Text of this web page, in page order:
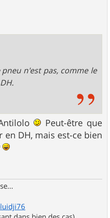
n'est pas, comme le
Peut-être que
en DH, mais est-ce bien